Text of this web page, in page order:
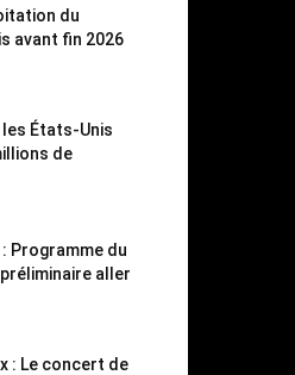
du
avant fin 2026
États-Unis
de
Programme du
aller
: Le concert de